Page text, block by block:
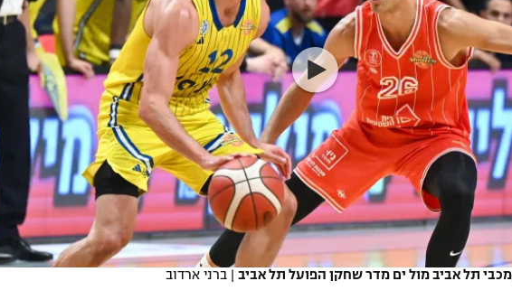
עסק
מכבי תל אביב מול ים מדר שחקן הפועל תל אביב | ברני ארדוב